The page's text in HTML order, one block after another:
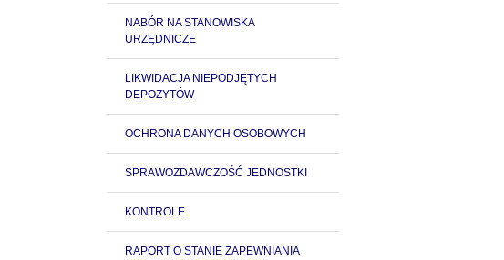
NABÓR NA STANOWISKA
URZĘDNICZE
LIKWIDACJA NIEPODJĘTYCH
DEPOZYTÓW
OCHRONA DANYCH OSOBOWYCH
SPRAWOZDAWCZOŚĆ JEDNOSTKI
KONTROLE
RAPORT O STANIE ZAPEWNIANIA